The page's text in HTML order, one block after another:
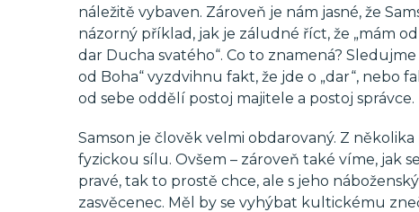
náležitě vybaven. Zároveň je nám jasné, že
názorný příklad, jak je záludné říct, že „mám
dar Ducha svatého“. Co to znamená?
od Boha“ vyzdvihnu fakt, že jde o „dar“, nebo
od sebe oddělí postoj majitele a postoj správce.
Samson je člověk velmi obdarovaný. Z
fyzickou sílu. Ovšem – zároveň také víme, jak
pravé, tak to prostě chce, ale s jeho
zasvěcenec. Měl by se vyhýbat kultickému